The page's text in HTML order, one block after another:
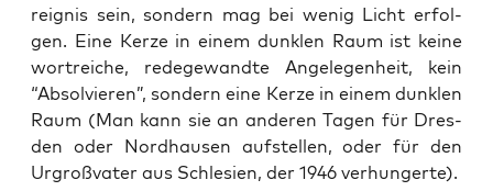
reig­nis sein, son­dern mag bei wenig Licht erfol­
gen. Eine Ker­ze in einem dunk­len Raum ist kei­ne
wort­rei­che, rede­ge­wand­te Ange­le­gen­heit, kein
“Absol­vie­ren”, son­dern eine Ker­ze in einem dunk­len
Raum (Man kann sie an ande­ren Tagen für Dres­
den oder Nord­hau­sen auf­stel­len, oder für den
Urgroß­va­ter aus Schle­si­en, der 1946 verhungerte).